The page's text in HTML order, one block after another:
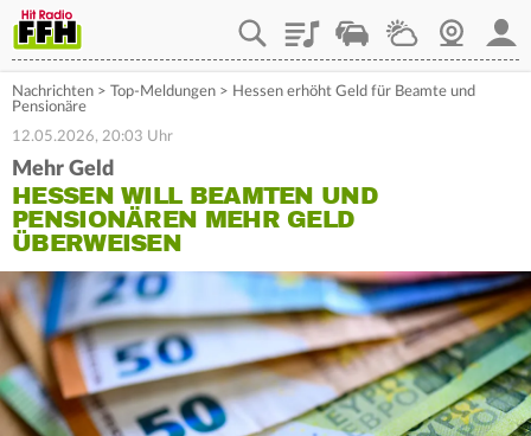
PlaylistStaupilotWetterWebcam
Nachrichten > Top-Meldungen > Hessen erhöht Geld für Beamte und
Pensionäre
12.05.2026, 20:03 Uhr
Mehr Geld
HESSEN WILL BEAMTEN UND
PENSIONÄREN MEHR GELD
ÜBERWEISEN